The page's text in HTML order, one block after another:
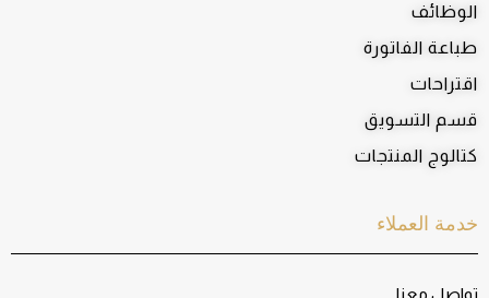
خدمة العملاء
تواصل معنا
الوظائف
طباعة الفاتورة
اقتراحات
قسم التسويق
كتالوج المنتجات